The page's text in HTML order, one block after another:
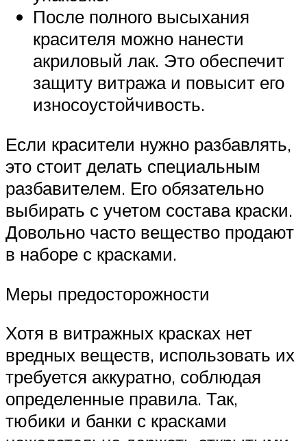
После полного высыхания
красителя можно нанести
акриловый лак. Это обеспечит
защиту витража и повысит его
износоустойчивость.
Если красители нужно разбавлять,
это стоит делать специальным
разбавителем. Его обязательно
выбирать с учетом состава краски.
Довольно часто вещество продают
в наборе с красками.
Меры предосторожности
Хотя в витражных красках нет
вредных веществ, использовать их
требуется аккуратно, соблюдая
определенные правила. Так,
тюбики и банки с красками